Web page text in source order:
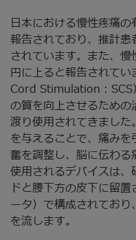
日本における慢性疼痛
報告されており、推計
されています。また、
円に上ると報告されてい
Cord Stimulation：SCS
の質を向上させるため
渡り使用されてきまし
を与えることで、痛み
奮を調整し、脳に伝わる
使用されるデバイスは、
ドと腰下方の皮下に留
ータ）で構成されてお
を流します。